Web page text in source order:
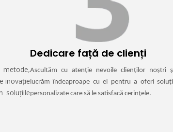
metode,
inovație
soluțiile
Dedicare față de clienți
Ascultăm cu atenție nevoile clienților noștri
lucrăm îndeaproape cu ei pentru a oferi
personalizate care să le satisfacă cerințele.